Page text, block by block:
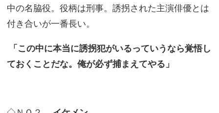
中の名脇役。役柄は刑事。誘拐された主演俳優とは
付き合いが一番長い。
「この中に本当に誘拐犯がいるっていうなら覚悟し
ておくことだな。俺が必ず捕まえてやる」